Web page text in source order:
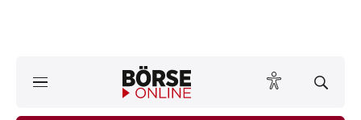
ktuelle Ausgabe BÖRSE ONLINE lesen